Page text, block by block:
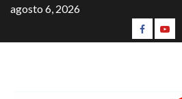
agosto 6, 2026